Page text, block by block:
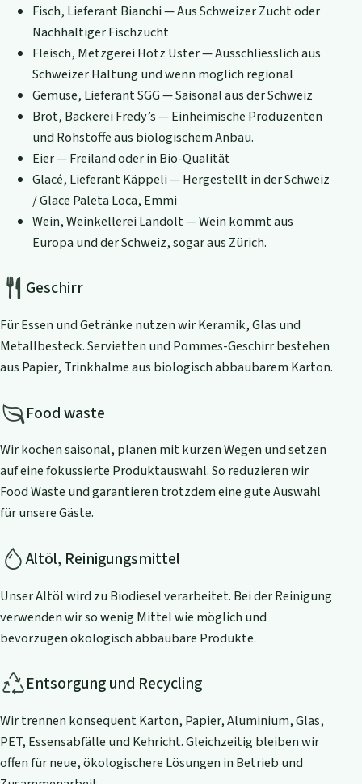
Fisch, Lieferant Bianchi — Aus Schweizer Zucht oder
Nachhaltiger Fischzucht
Fleisch, Metzgerei Hotz Uster — Ausschliesslich aus
Schweizer Haltung und wenn möglich regional
Gemüse, Lieferant SGG — Saisonal aus der Schweiz
Brot, Bäckerei Fredy’s — Einheimische Produzenten
und Rohstoffe aus biologischem Anbau.
Eier — Freiland oder in Bio-Qualität
Glacé, Lieferant Käppeli — Hergestellt in der Schweiz
/ Glace Paleta Loca, Emmi
Wein, Weinkellerei Landolt — Wein kommt aus
Europa und der Schweiz, sogar aus Zürich.
Geschirr
Für Essen und Getränke nutzen wir Keramik, Glas und
Metallbesteck. Servietten und Pommes-Geschirr bestehen
aus Papier, Trinkhalme aus biologisch abbaubarem Karton.
Food waste
Wir kochen saisonal, planen mit kurzen Wegen und setzen
auf eine fokussierte Produktauswahl. So reduzieren wir
Food Waste und garantieren trotzdem eine gute Auswahl
für unsere Gäste.
Altöl, Reinigungsmittel
Unser Altöl wird zu Biodiesel verarbeitet. Bei der Reinigung
verwenden wir so wenig Mittel wie möglich und
bevorzugen ökologisch abbaubare Produkte.
Entsorgung und Recycling
Wir trennen konsequent Karton, Papier, Aluminium, Glas,
PET, Essensabfälle und Kehricht. Gleichzeitig bleiben wir
offen für neue, ökologischere Lösungen in Betrieb und